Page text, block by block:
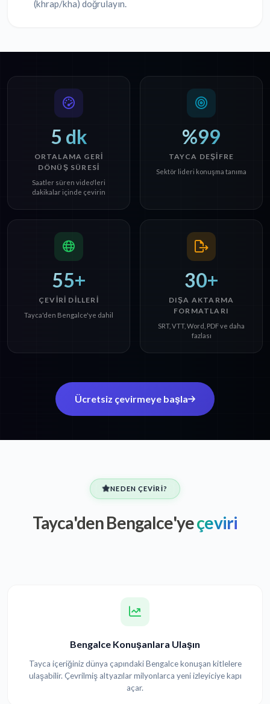
(khrap/kha) doğrulayın.
5 dk
ORTALAMA GERI
DÖNÜŞ SÜRESI
Saatler süren video'leri
dakikalar içinde çevirin
%99
TAYCA DEŞIFRE
Sektör lideri konuşma tanıma
55+
ÇEVIRI DILLERI
Tayca'den Bengalce'ye dahil
30+
DIŞA AKTARMA
FORMATLARI
SRT, VTT, Word, PDF ve daha
fazlası
Ücretsiz çevirmeye başla
NEDEN ÇEVIRI?
Tayca'den Bengalce'yeçeviri
Bengalce Konuşanlara Ulaşın
Tayca içeriğiniz dünya çapındaki Bengalce konuşan kitlelere
ulaşabilir. Çevrilmiş altyazılar milyonlarca yeni izleyiciye kapı
açar.